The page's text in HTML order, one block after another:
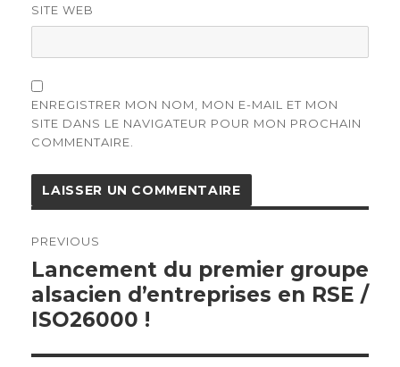
SITE WEB
ENREGISTRER MON NOM, MON E-MAIL ET MON
SITE DANS LE NAVIGATEUR POUR MON PROCHAIN
COMMENTAIRE.
de
l’article
PREVIOUS
Previous
post:
Lancement du premier groupe
alsacien d’entreprises en RSE /
ISO26000 !